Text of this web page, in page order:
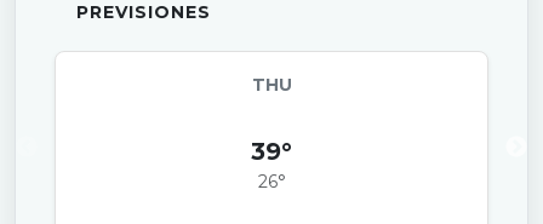
PREVISIONES
THU
39°
26°